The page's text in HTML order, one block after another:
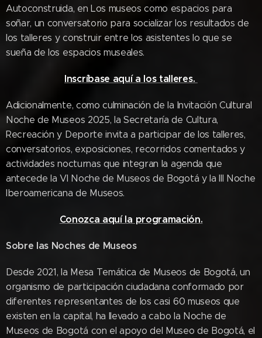
Autoconstruida, en Los museos como espacios para
soñar, un conversatorio para socializar los resultados de
los talleres y construir entre los asistentes lo que se
sueña de los espacios museales.
Inscríbase aquí a los talleres.
Adicionalmente, como culminación de la Invitación Cultural
Noche de Museos 2025, la Secretaría de Cultura,
Recreación y Deporte invita a participar de los talleres,
conversatorios, exposiciones, recorridos comentados y
actividades nocturnas que integran la agenda que
antecede la VI Noche de Museos de Bogotá y la III Noche
Iberoamericana de Museos.
Conozca aquí la programación.
Sobre las Noches de Museos
Desde 2021, la Mesa Temática de Museos de Bogotá, un
organismo de participación ciudadana conformado por
diferentes representantes de los casi 60 museos que
existen en la capital, ha llevado a cabo la Noche de
Museos de Bogotá con el apoyo del Museo de Bogotá, el